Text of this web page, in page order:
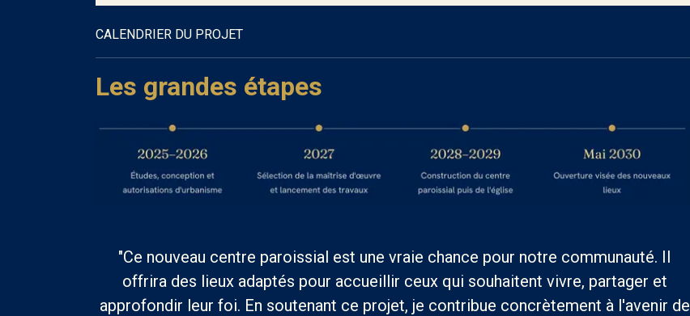
CALENDRIER DU PROJET
Les grandes étapes
"Ce nouveau centre paroissial est une vraie chance pour notre communauté. Il
offrira des lieux adaptés pour accueillir ceux qui souhaitent vivre, partager et
approfondir leur foi. En soutenant ce projet, je contribue concrètement à l'avenir de